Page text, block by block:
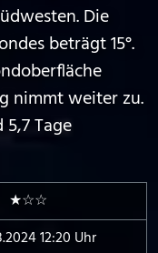
Die
beträgt 15°.
nimmt weiter zu.
Tage
★☆☆
12:20 Uhr